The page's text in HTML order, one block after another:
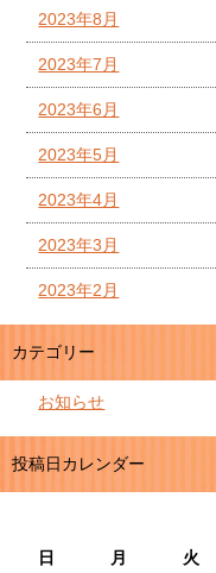
2023年8月
2023年7月
2023年6月
2023年5月
2023年4月
2023年3月
2023年2月
カテゴリー
お知らせ
投稿日カレンダー
日
月 火